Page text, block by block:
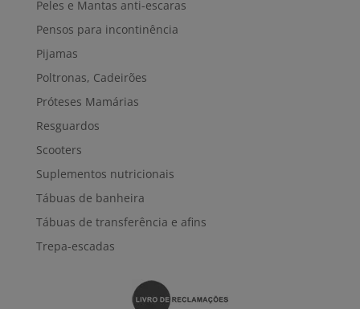
Peles e Mantas anti-escaras
Pensos para incontinência
Pijamas
Poltronas, Cadeirões
Próteses Mamárias
Resguardos
Scooters
Suplementos nutricionais
Tábuas de banheira
Tábuas de transferência e afins
Trepa-escadas